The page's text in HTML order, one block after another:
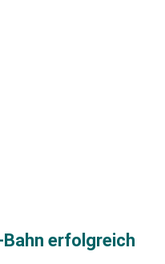
erfolgreich